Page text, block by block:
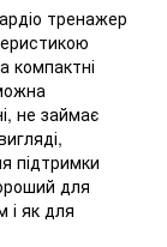
тренажер
компактні
не займає
підтримки
для
і як для